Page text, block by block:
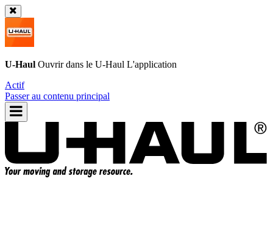
U-Haul Ouvrir dans le U-Haul L'application
Actif
Passer au contenu principal